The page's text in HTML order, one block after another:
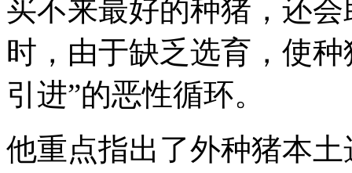
买不来最好的种猪，还
时，由于缺乏选育，使
引进”的恶性循环。
他重点指出了外种猪本